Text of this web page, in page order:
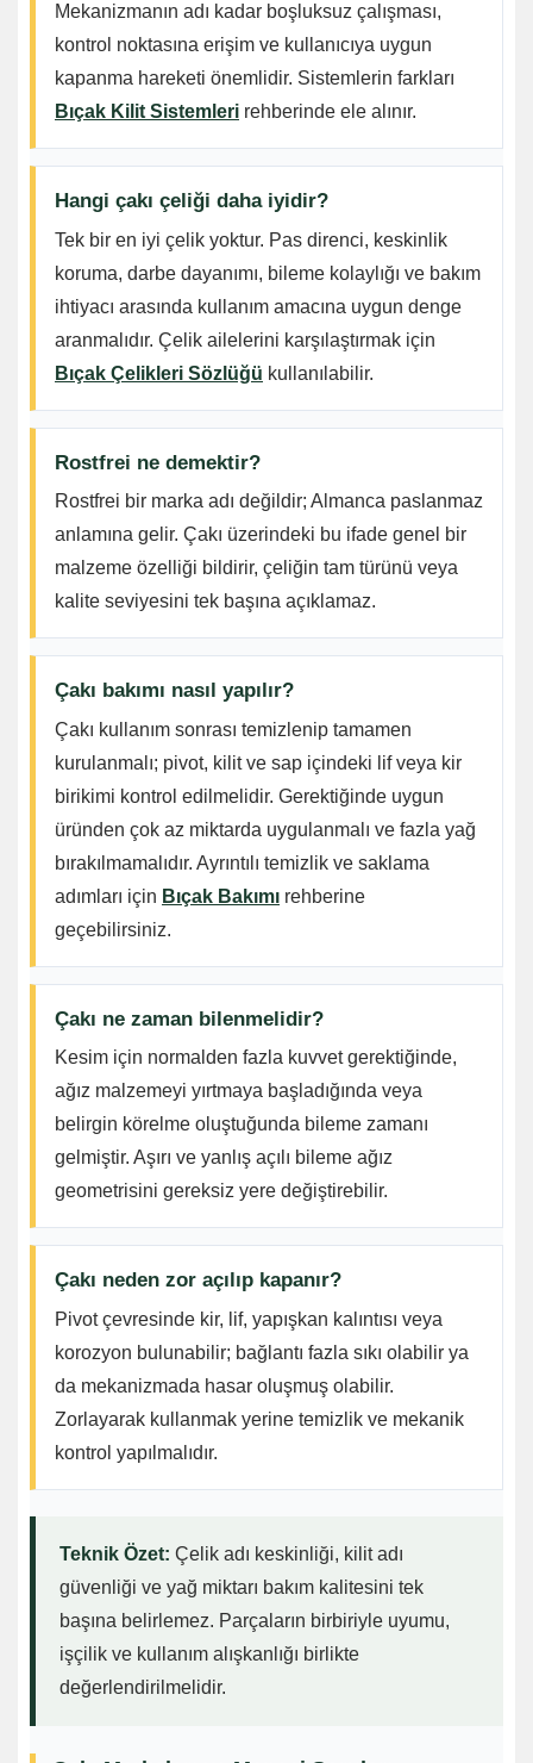
Mekanizmanın adı kadar boşluksuz çalışması,
kontrol noktasına erişim ve kullanıcıya uygun
kapanma hareketi önemlidir. Sistemlerin farkları
Bıçak Kilit Sistemleri rehberinde ele alınır.
Hangi çakı çeliği daha iyidir?
Tek bir en iyi çelik yoktur. Pas direnci, keskinlik
koruma, darbe dayanımı, bileme kolaylığı ve bakım
ihtiyacı arasında kullanım amacına uygun denge
aranmalıdır. Çelik ailelerini karşılaştırmak için
Bıçak Çelikleri Sözlüğü kullanılabilir.
Rostfrei ne demektir?
Rostfrei bir marka adı değildir; Almanca paslanmaz
anlamına gelir. Çakı üzerindeki bu ifade genel bir
malzeme özelliği bildirir, çeliğin tam türünü veya
kalite seviyesini tek başına açıklamaz.
Çakı bakımı nasıl yapılır?
Çakı kullanım sonrası temizlenip tamamen
kurulanmalı; pivot, kilit ve sap içindeki lif veya kir
birikimi kontrol edilmelidir. Gerektiğinde uygun
üründen çok az miktarda uygulanmalı ve fazla yağ
bırakılmamalıdır. Ayrıntılı temizlik ve saklama
adımları için Bıçak Bakımı rehberine
geçebilirsiniz.
Çakı ne zaman bilenmelidir?
Kesim için normalden fazla kuvvet gerektiğinde,
ağız malzemeyi yırtmaya başladığında veya
belirgin körelme oluştuğunda bileme zamanı
gelmiştir. Aşırı ve yanlış açılı bileme ağız
geometrisini gereksiz yere değiştirebilir.
Çakı neden zor açılıp kapanır?
Pivot çevresinde kir, lif, yapışkan kalıntısı veya
korozyon bulunabilir; bağlantı fazla sıkı olabilir ya
da mekanizmada hasar oluşmuş olabilir.
Zorlayarak kullanmak yerine temizlik ve mekanik
kontrol yapılmalıdır.
Teknik Özet: Çelik adı keskinliği, kilit adı
güvenliği ve yağ miktarı bakım kalitesini tek
başına belirlemez. Parçaların birbiriyle uyumu,
işçilik ve kullanım alışkanlığı birlikte
değerlendirilmelidir.